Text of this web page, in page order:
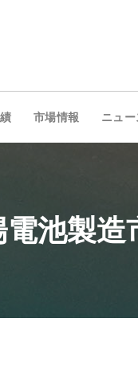
市場情報 ニュー
池製